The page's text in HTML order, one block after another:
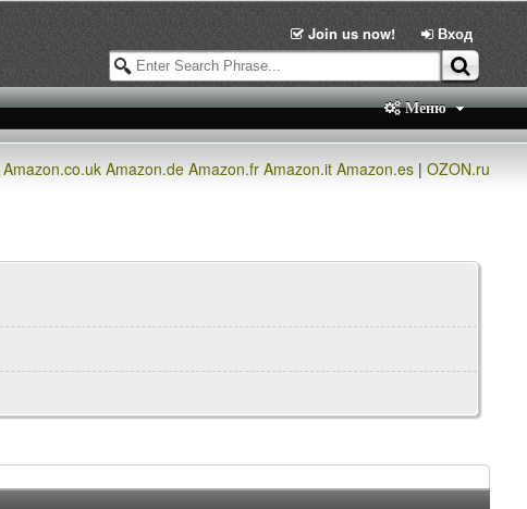
Join us now! Вход
Меню
Amazon.co.uk Amazon.de Amazon.fr Amazon.it Amazon.es |OZON.ru